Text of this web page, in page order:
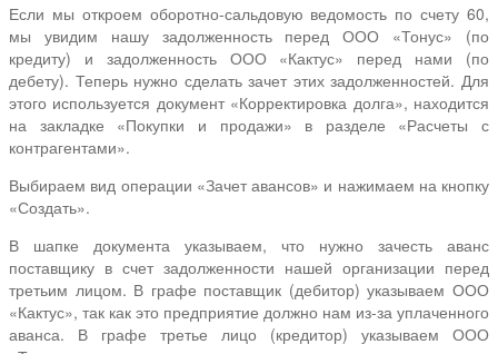
Если мы откроем оборотно-сальдовую ведомость по счету 60,
мы увидим нашу задолженность перед ООО «Тонус» (по
кредиту) и задолженность ООО «Кактус» перед нами (по
дебету). Теперь нужно сделать зачет этих задолженностей. Для
этого используется документ «Корректировка долга», находится
на закладке «Покупки и продажи» в разделе «Расчеты с
контрагентами».
Выбираем вид операции «Зачет авансов» и нажимаем на кнопку
«Создать».
В шапке документа указываем, что нужно зачесть аванс
поставщику в счет задолженности нашей организации перед
третьим лицом. В графе поставщик (дебитор) указываем ООО
«Кактус», так как это предприятие должно нам из-за уплаченного
аванса. В графе третье лицо (кредитор) указываем ООО